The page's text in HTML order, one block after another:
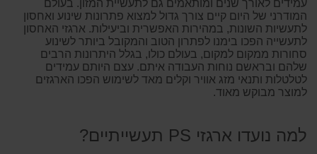
עמידים לאורך שנים ומותאמים גם לתעשיית המזון. בעולם
המודרני של היום קיים צורך גדול למצוא פתרונות שינוע ואחסון
לתעשיות השונות, במהירות האפשרית וביעילות. ארגזי האחסון
לתעשייה הפכו בימנו לפתרון הטוב והמקובל ביותר לשינוע
סחורות ממקום למקום, בעולם כולו, בגלל היתרונות הרבים
שלהם ובראשם נוחות העבודה איתם. עצם היותם עמידים
לטלטלות ותנאי מזג אוויר וקלים מאד לשימוש הפכו הארגזים
למוצר מבוקש מאוד.
למה נועדו ארגזי PS תעשייתיים?